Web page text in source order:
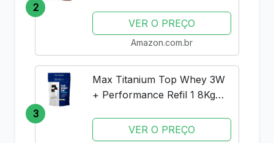
2
Muscle TechVER O PREÇO
Amazon.com.br
3
Max Titanium Top Whey 3W
+ Performance Refil 1 8Kg
VER O PREÇO